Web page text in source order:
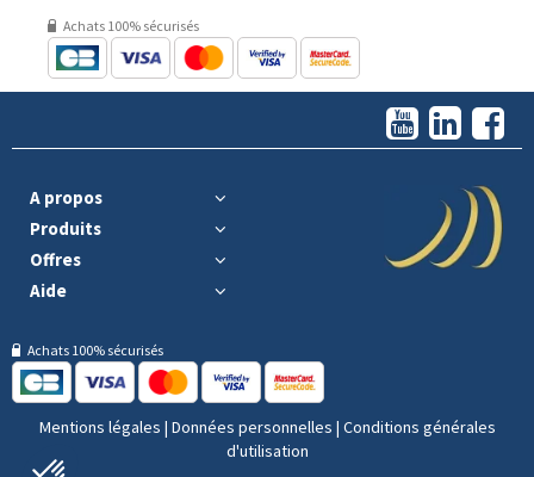
Achats 100% sécurisés
A propos
Produits
Offres
Aide
Achats 100% sécurisés
Mentions légales | Données personnelles | Conditions générales
d'utilisation